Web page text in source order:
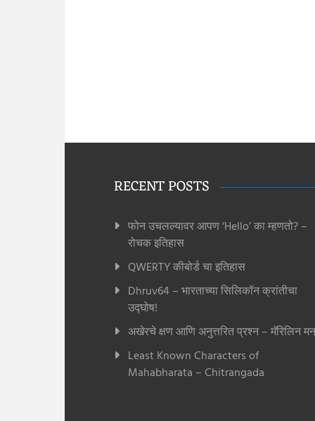
RECENT POSTS
फोन उचलल्यावर आपण ‘Hello’ का म्हणतो? –
रोचक इतिहास
QWERTY कीबोर्ड चा इतिहास
Dhruv64 – भारताच्या सिलिकॉन क्रांतीचा
उद्घोष!
अखेरचे क्षण आणि अनुत्तरित प्रश्न – मॅरिलिन
Least Known Characters of
Mahabharata – Chitrangada